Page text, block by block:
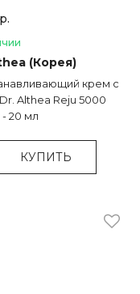
(Корея)
крем с
Althea Reju 5000
20 мл
КУПИТЬ